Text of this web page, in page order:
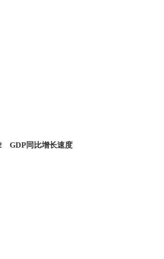
GDP同比增长速度